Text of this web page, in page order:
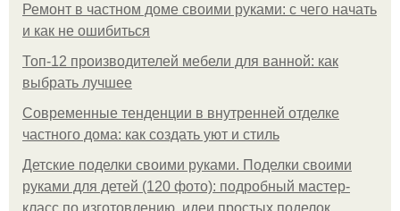
Ремонт в частном доме своими руками: с чего начать
и как не ошибиться
Топ-12 производителей мебели для ванной: как
выбрать лучшее
Современные тенденции в внутренней отделке
частного дома: как создать уют и стиль
Детские поделки своими руками. Поделки своими
руками для детей (120 фото): подробный мастер-
класс по изготовлению, идеи простых поделок